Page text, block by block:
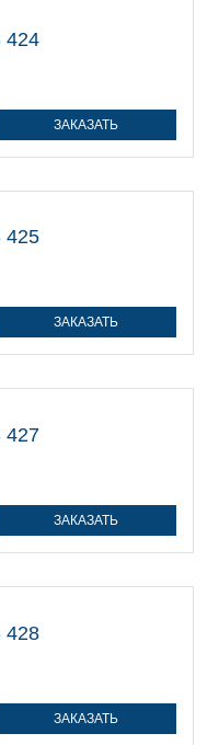
ЗАКАЗАТЬ
ЗАКАЗАТЬ
ЗАКАЗАТЬ
ЗАКАЗАТЬ